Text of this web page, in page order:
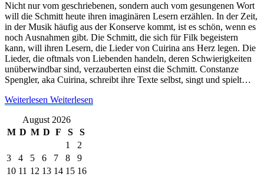
Nicht nur vom geschriebenen, sondern auch vom gesungenen Wort
will die Schmitt heute ihren imaginären Lesern erzählen. In der Zeit,
in der Musik häufig aus der Konserve kommt, ist es schön, wenn es
noch Ausnahmen gibt. Die Schmitt, die sich für Filk begeistern
kann, will ihren Lesern, die Lieder von Cuirina ans Herz legen. Die
Lieder, die oftmals von Liebenden handeln, deren Schwierigkeiten
unüberwindbar sind, verzauberten einst die Schmitt. Constanze
Spengler, aka Cuirina, schreibt ihre Texte selbst, singt und spielt…
Weiterlesen Weiterlesen
August 2026
M D M D F S
S
1
2
3
4 5 6 7 8
9
10 11 12 13 14 15 16